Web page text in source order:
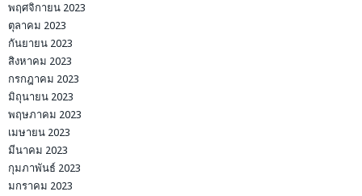
พฤศจิกายน 2023
ตุลาคม 2023
กันยายน 2023
สิงหาคม 2023
กรกฎาคม 2023
มิถุนายน 2023
พฤษภาคม 2023
เมษายน 2023
มีนาคม 2023
กุมภาพันธ์ 2023
มกราคม 2023